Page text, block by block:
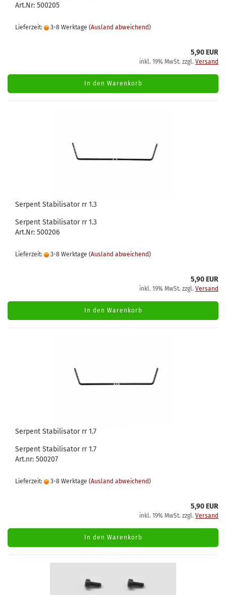
Art.Nr: 500205
Lieferzeit: 3-8 Werktage (Ausland abweichend)
5,90 EUR
inkl. 19% MwSt. zzgl. Versand
In den Warenkorb
Serpent Stabilisator rr 1.3
Serpent Stabilisator rr 1.3
Art.Nr: 500206
Lieferzeit: 3-8 Werktage (Ausland abweichend)
5,90 EUR
inkl. 19% MwSt. zzgl. Versand
In den Warenkorb
Serpent Stabilisator rr 1.7
Serpent Stabilisator rr 1.7
Art.nr: 500207
Lieferzeit: 3-8 Werktage (Ausland abweichend)
5,90 EUR
inkl. 19% MwSt. zzgl. Versand
In den Warenkorb